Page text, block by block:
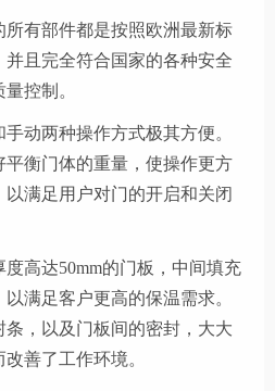
所有部件都是按照欧洲最新标
且完全符合国家的各种安全
控制。
动两种操作方式极其方便。
衡门体的重量，使操作更方
满足用户对门的开启和关闭
度高达50mm的门板，中间填充
满足客户更高的保温需求。
，以及门板间的密封，大大
善了工作环境。